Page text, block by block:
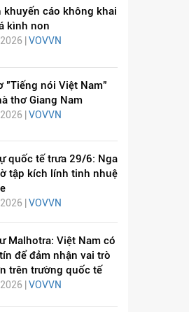
khuyến cáo không khai
kình non
| VOVVN
"Tiếng nói Việt Nam"
thơ Giang Nam
|VOVVN
quốc tế trưa 29/6: Nga
tập kích lính tinh nhuệ
| VOVVN
Malhotra: Việt Nam có
để đảm nhận vai trò
trên trường quốc tế
| VOVVN